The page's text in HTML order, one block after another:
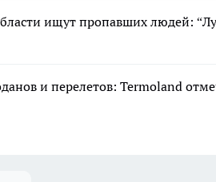
ищут пропавших людей:
и перелетов: Termoland